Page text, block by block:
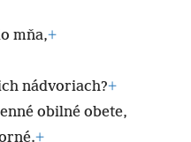
mňa,+
nádvoriach?+
obilné obete,
+